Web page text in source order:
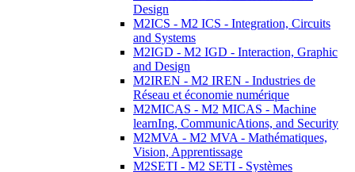
Design
M2ICS - M2 ICS - Integration, Circuits
and Systems
M2IGD - M2 IGD - Interaction, Graphic
and Design
M2IREN - M2 IREN - Industries de
Réseau et économie numérique
M2MICAS - M2 MICAS - Machine
learnIng, CommunicAtions, and Security
M2MVA - M2 MVA - Mathématiques,
Vision, Apprentissage
M2SETI - M2 SETI - Systèmes